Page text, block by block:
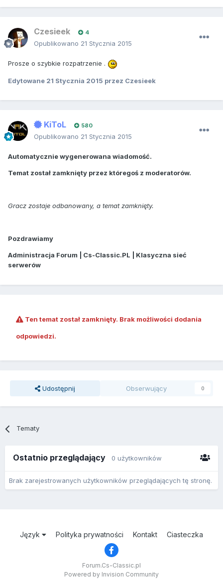
Czesieek 4
Opublikowano 21 Stycznia 2015
Prosze o szybkie rozpatrzenie .
Edytowane 21 Stycznia 2015 przez Czesieek
KiToL 580
Opublikowano 21 Stycznia 2015
Automatycznie wygenerowana wiadomość.
Temat został zamknięty przez któregoś z moderatorów.
Gracz zostaje odbanowany, a temat zamknięty.
Pozdrawiamy
Administracja Forum | Cs-Classic.PL | Klasyczna sieć
serwerów
Ten temat został zamknięty. Brak możliwości dodania
odpowiedzi.
Udostępnij Obserwujący 0
Tematy
Ostatnio przeglądający 0 użytkowników
Brak zarejestrowanych użytkowników przeglądających tę stronę.
Język Polityka prywatności Kontakt Ciasteczka
Forum.Cs-Classic.pl
Powered by Invision Community